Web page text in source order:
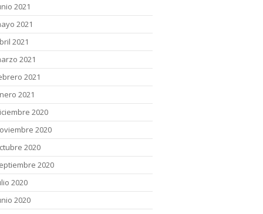
2021
2021
2021
2021
2021
2021
2020
2020
2020
2020
2020
2020